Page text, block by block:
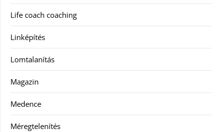
Life coach coaching
Linképítés
Lomtalanítás
Magazin
Medence
Méregtelenítés